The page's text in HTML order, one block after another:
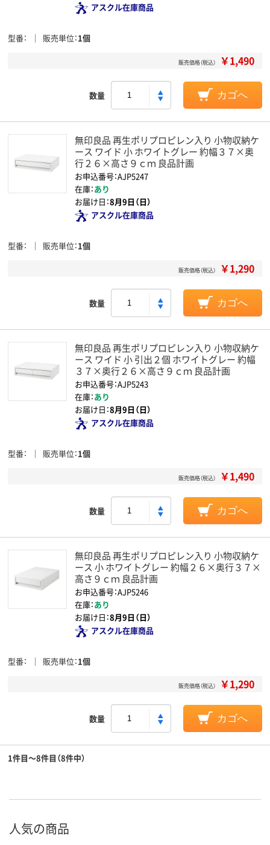
アスクル在庫商品
型番 販売単位 1個
販売価格（税込） ￥1,490
数量 カゴへ
無印良品 再生ポリプロピレン入り 小物収納ケ
ース ワイド 小 ホワイトグレー 約幅３７×奥
行２６×高さ９ｃｍ 良品計画
お申込番号：AJP5247
在庫：あり
お届け日：8月9日（日）
アスクル在庫商品
型番 販売単位 1個
販売価格（税込） ￥1,290
数量 カゴへ
無印良品 再生ポリプロピレン入り 小物収納ケ
ース ワイド 小 引出２個 ホワイトグレー 約幅
３７×奥行２６×高さ９ｃｍ 良品計画
お申込番号：AJP5243
在庫：あり
お届け日：8月9日（日）
アスクル在庫商品
型番 販売単位 1個
販売価格（税込） ￥1,490
数量 カゴへ
無印良品 再生ポリプロピレン入り 小物収納ケ
ース 小 ホワイトグレー 約幅２６×奥行３７×
高さ９ｃｍ 良品計画
お申込番号：AJP5246
在庫：あり
お届け日：8月9日（日）
アスクル在庫商品
型番 販売単位 1個
販売価格（税込） ￥1,290
数量 カゴへ
1件目～8件目（8件中）
人気の商品